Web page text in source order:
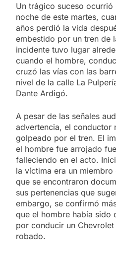
Un trágico suceso ocurrió
noche de este martes,
años perdió la vida
embestido por un tren de
incidente tuvo lugar
cuando el hombre,
cruzó las vías con las
nivel de la calle La
Dante Ardigó.
A pesar de las señales
advertencia, el conductor
golpeado por el tren. El
el hombre fue arrojado
falleciendo en el acto.
la víctima era un
que se encontraron
sus pertenencias que
embargo, se confirmó
que el hombre había sido
por conducir un
robado.